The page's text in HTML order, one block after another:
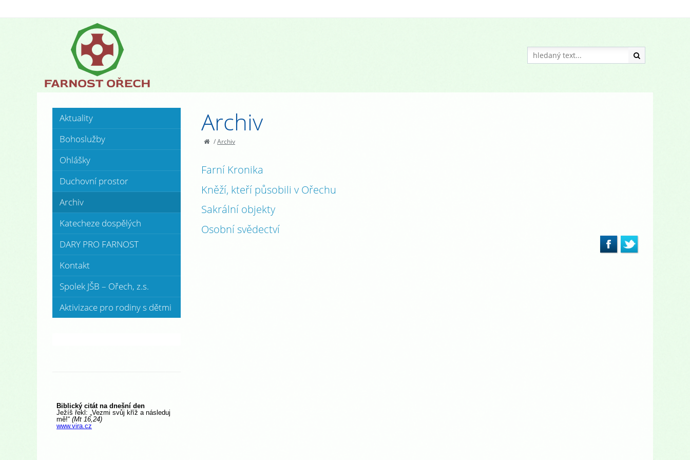
Archiv
/Archiv
Farní Kronika
Kněží, kteří působili v Ořechu
Sakrální objekty
Osobní svědectví
Aktuality
Bohoslužby
Ohlášky
Duchovní prostor
Archiv
Katecheze dospělých
DARY PRO FARNOST
Kontakt
Spolek JŠB – Ořech, z.s.
Aktivizace pro rodiny s dětmi